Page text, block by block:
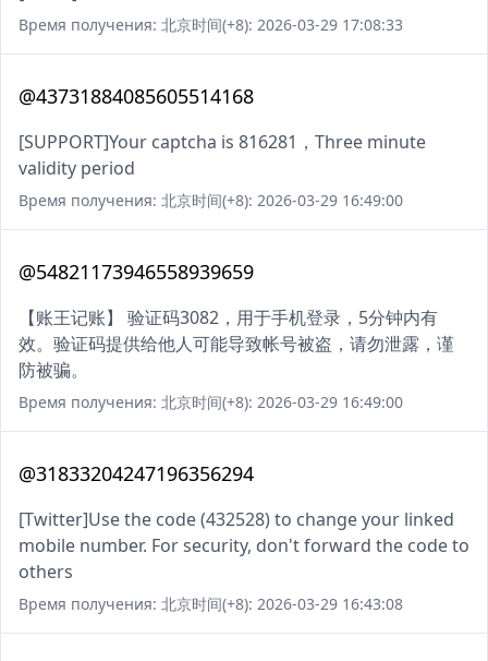
Время получения: 北京时间(+8): 2026-03-29 17:08:33
@43731884085605514168
[SUPPORT]Your captcha is 816281，Three minute
validity period
Время получения: 北京时间(+8): 2026-03-29 16:49:00
@54821173946558939659
【账王记账】 验证码3082，用于手机登录，5分钟内有
效。验证码提供给他人可能导致帐号被盗，请勿泄露，谨
防被骗。
Время получения: 北京时间(+8): 2026-03-29 16:49:00
@31833204247196356294
[Twitter]Use the code (432528) to change your linked
mobile number. For security, don't forward the code to
others
Время получения: 北京时间(+8): 2026-03-29 16:43:08